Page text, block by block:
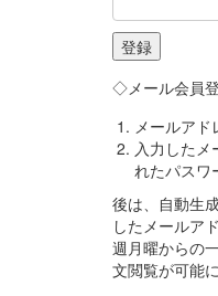
◇メール会員
メールアド
入力したメ
れたパスワ
後は、自動生
したメールア
週月曜からの
文閲覧が可能